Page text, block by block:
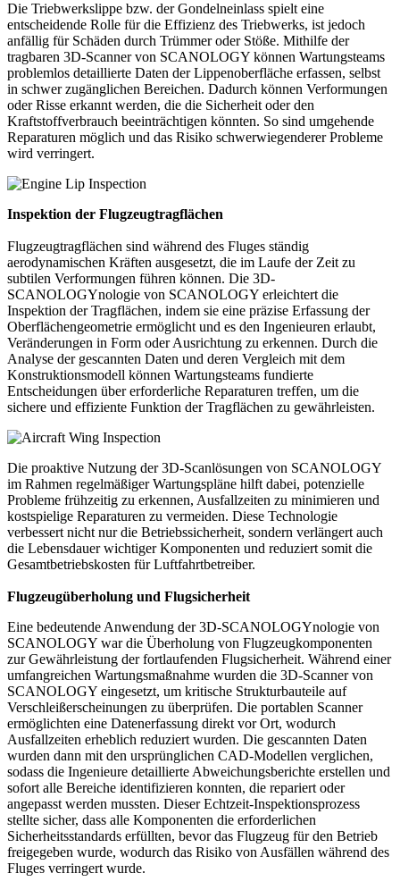
Die Triebwerkslippe bzw. der Gondelneinlass spielt eine
entscheidende Rolle für die Effizienz des Triebwerks, ist jedoch
anfällig für Schäden durch Trümmer oder Stöße. Mithilfe der
tragbaren 3D-Scanner von SCANOLOGY können Wartungsteams
problemlos detaillierte Daten der Lippenoberfläche erfassen, selbst
in schwer zugänglichen Bereichen. Dadurch können Verformungen
oder Risse erkannt werden, die die Sicherheit oder den
Kraftstoffverbrauch beeinträchtigen könnten. So sind umgehende
Reparaturen möglich und das Risiko schwerwiegenderer Probleme
wird verringert.
Inspektion der Flugzeugtragflächen
Flugzeugtragflächen sind während des Fluges ständig
aerodynamischen Kräften ausgesetzt, die im Laufe der Zeit zu
subtilen Verformungen führen können. Die 3D-
SCANOLOGYnologie von SCANOLOGY erleichtert die
Inspektion der Tragflächen, indem sie eine präzise Erfassung der
Oberflächengeometrie ermöglicht und es den Ingenieuren erlaubt,
Veränderungen in Form oder Ausrichtung zu erkennen. Durch die
Analyse der gescannten Daten und deren Vergleich mit dem
Konstruktionsmodell können Wartungsteams fundierte
Entscheidungen über erforderliche Reparaturen treffen, um die
sichere und effiziente Funktion der Tragflächen zu gewährleisten.
Die proaktive Nutzung der 3D-Scanlösungen von SCANOLOGY
im Rahmen regelmäßiger Wartungspläne hilft dabei, potenzielle
Probleme frühzeitig zu erkennen, Ausfallzeiten zu minimieren und
kostspielige Reparaturen zu vermeiden. Diese Technologie
verbessert nicht nur die Betriebssicherheit, sondern verlängert auch
die Lebensdauer wichtiger Komponenten und reduziert somit die
Gesamtbetriebskosten für Luftfahrtbetreiber.
Flugzeugüberholung und Flugsicherheit
Eine bedeutende Anwendung der 3D-SCANOLOGYnologie von
SCANOLOGY war die Überholung von Flugzeugkomponenten
zur Gewährleistung der fortlaufenden Flugsicherheit. Während einer
umfangreichen Wartungsmaßnahme wurden die 3D-Scanner von
SCANOLOGY eingesetzt, um kritische Strukturbauteile auf
Verschleißerscheinungen zu überprüfen. Die portablen Scanner
ermöglichten eine Datenerfassung direkt vor Ort, wodurch
Ausfallzeiten erheblich reduziert wurden. Die gescannten Daten
wurden dann mit den ursprünglichen CAD-Modellen verglichen,
sodass die Ingenieure detaillierte Abweichungsberichte erstellen und
sofort alle Bereiche identifizieren konnten, die repariert oder
angepasst werden mussten. Dieser Echtzeit-Inspektionsprozess
stellte sicher, dass alle Komponenten die erforderlichen
Sicherheitsstandards erfüllten, bevor das Flugzeug für den Betrieb
freigegeben wurde, wodurch das Risiko von Ausfällen während des
Fluges verringert wurde.